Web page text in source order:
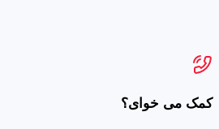
کمک می خوای؟